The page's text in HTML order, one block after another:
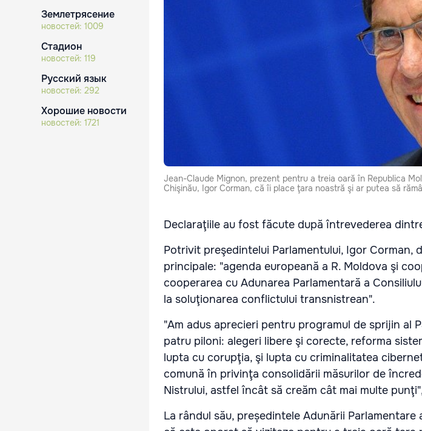
Землетрясение
новостей: 1009
Стадион
новостей: 119
Русский язык
новостей: 292
Хорошие новости
новостей: 1721
Jean-Claude Mignon, prezent pentru a treia oară în Republica
Chişinău, Igor Corman, că îi place ţara noastră şi ar putea să
Declaraţiile au fost făcute după întrevederea
Potrivit preşedintelui Parlamentului, Igor Corman,
principale: "agenda europeană a R. Moldova şi
cooperarea cu Adunarea Parlamentară a
la soluţionarea conflictului transnistrean".
"Am adus aprecieri pentru programul de sprijin al
patru piloni: alegeri libere şi corecte, reforma
lupta cu corupţia, şi lupta cu criminalitatea
comună în privinţa consolidării măsurilor de
Nistrului, astfel încât să creăm cât mai multe
La rândul său, președintele Adunării